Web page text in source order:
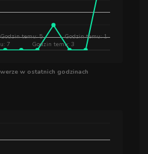
7
Godzin temu: 5
Godzin temu: 3
Godzin temu: 1
w ostatnich godzinach